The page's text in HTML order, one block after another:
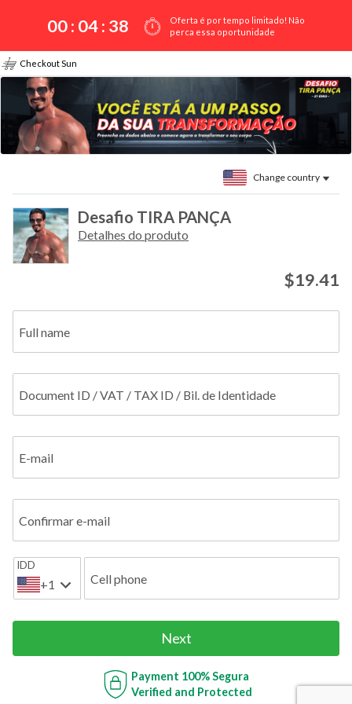
00 : 04: 38
Oferta é por tempo limitado! Não
perca essa oportunidade
Checkout Sun
Change country
Desafio TIRA PANÇA
Detalhes do produto
$19.41
Full name
Document ID / VAT / TAX ID / Bil. de Identidade
E-mail
Confirmar e-mail
IDD
+1 Cell phone
Next
Payment 100% Segura
Verified and Protected